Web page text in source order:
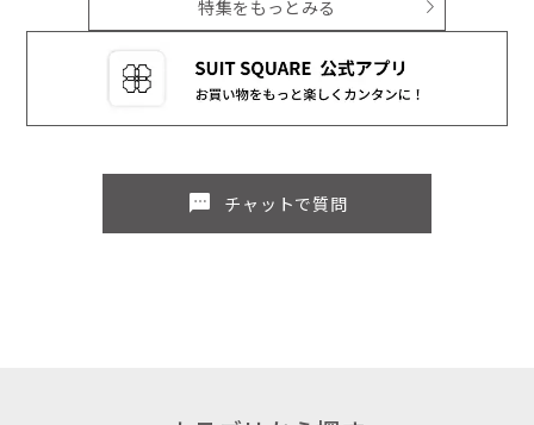
特集をもっとみる
sms チャットで質問